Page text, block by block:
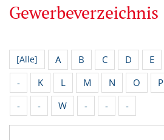
Gewerbeverzeichnis
[Alle] A B C D E
-
K L M N O P
-
- W - - -